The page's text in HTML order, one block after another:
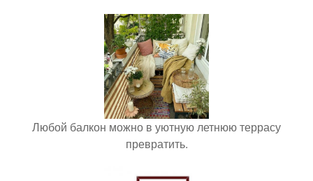
Любой балкон можно в уютную летнюю террасу
превратить.